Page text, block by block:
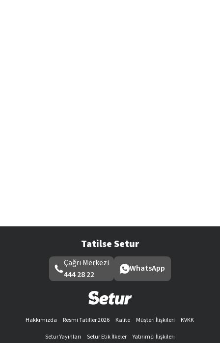
Tatilse Setur
Çağrı Merkezi
444 28 22
WhatsApp
Hakkımızda Resmi Tatiller 2026 Kalite Müşteri İlişkileri
KVKK
Setur Yayınları
Setur Etik İlkeler
Yatırımcı İlişkileri